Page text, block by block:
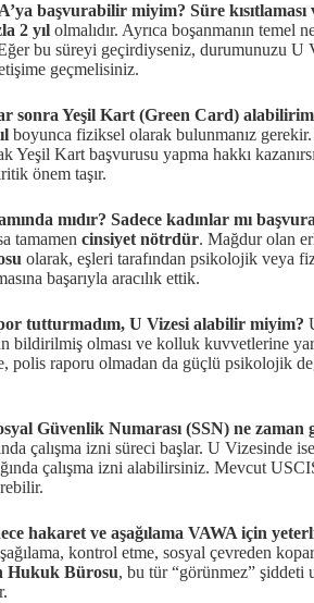
başvurabilir miyim? Süre kısıtlaması
2 yıl olmalıdır. Ayrıca boşanmanın
bu süreyi geçirdiyseniz, durumunuzu
geçmelisiniz.
sonra Yeşil Kart (Green Card)
boyunca fiziksel olarak bulunmanız
Yeşil Kart başvurusu yapma hakkı
önem taşır.
mıdır? Sadece kadınlar mı
tamamen cinsiyet nötrdür. Mağdur olan
olarak, eşleri tarafından psikolojik veya
başarıyla aracılık ettik.
tutturmadım, U Vizesi alabilir miyim?
bildirilmiş olması ve kolluk kuvvetlerine
polis raporu olmadan da güçlü psikolojik
Güvenlik Numarası (SSN) ne zaman
çalışma izni süreci başlar. U Vizesinde
çalışma izni alabilirsiniz. Mevcut
hakaret ve aşağılama VAWA için
kontrol etme, sosyal çevreden
Hukuk Bürosu, bu tür “görünmez”